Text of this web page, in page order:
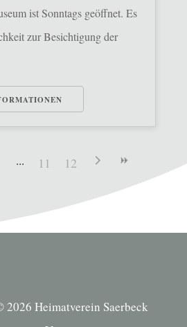
ist Sonntags geöffnet. Es
zur Besichtigung der
11 12
Heimatverein Saerbeck